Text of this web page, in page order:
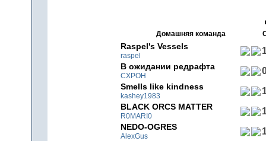
Домашняя команда
Raspel's Vessels
raspel
В ожидании редрафта
CXPOH
Smells like kindness
kashey1983
BLACK ORCS MATTER
R0MARI0
NEDO-OGRES
AlexGus